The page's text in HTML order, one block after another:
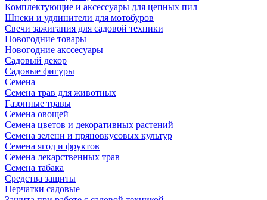
Комплектующие и аксессуары для цепных пил
Шнеки и удлинители для мотобуров
Свечи зажигания для садовой техники
Новогодние товары
Новогодние акссесуары
Садовый декор
Садовые фигуры
Семена
Семена трав для животных
Газонные травы
Семена овощей
Семена цветов и декоративных растений
Семена зелени и пряновкусовых культур
Семена ягод и фруктов
Семена лекарственных трав
Семена табака
Средства защиты
Перчатки садовые